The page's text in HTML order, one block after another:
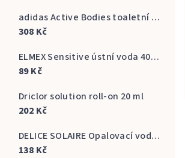
adidas Active Bodies toaletní voda pánská 100 ml
308 Kč
ELMEX Sensitive ústní voda 400 ml
89 Kč
Driclor solution roll-on 20 ml
202 Kč
DELICE SOLAIRE Opalovací voda Fresh Bronze s vůní kokosu 500 ml
138 Kč